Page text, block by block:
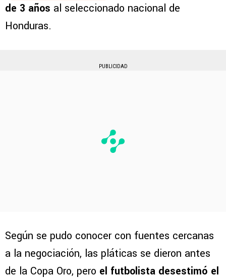
de 3 años al seleccionado nacional de
Honduras.
PUBLICIDAD
Según se pudo conocer con fuentes cercanas
a la negociación, las pláticas se dieron antes
de la Copa Oro, pero el futbolista desestimó el